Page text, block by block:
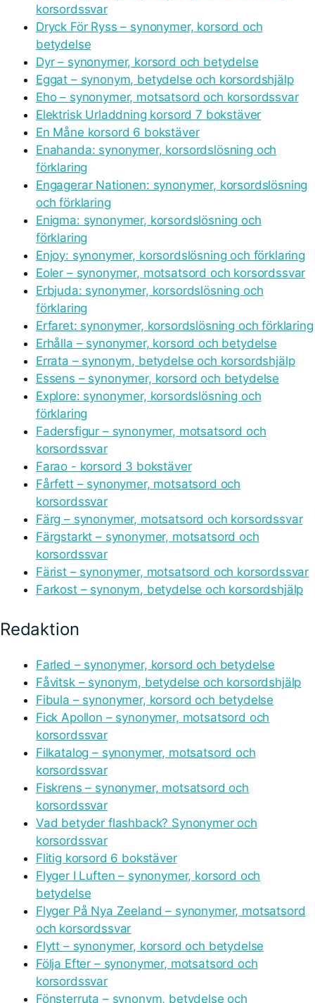
korsordssvar
Dryck För Ryss – synonymer, korsord och
betydelse
Dyr – synonymer, korsord och betydelse
Eggat – synonym, betydelse och korsordshjälp
Eho – synonymer, motsatsord och korsordssvar
Elektrisk Urladdning korsord 7 bokstäver
En Måne korsord 6 bokstäver
Enahanda: synonymer, korsordslösning och
förklaring
Engagerar Nationen: synonymer, korsordslösning
och förklaring
Enigma: synonymer, korsordslösning och
förklaring
Enjoy: synonymer, korsordslösning och förklaring
Eoler – synonymer, motsatsord och korsordssvar
Erbjuda: synonymer, korsordslösning och
förklaring
Erfaret: synonymer, korsordslösning och förklaring
Erhålla – synonymer, korsord och betydelse
Errata – synonym, betydelse och korsordshjälp
Essens – synonymer, korsord och betydelse
Explore: synonymer, korsordslösning och
förklaring
Fadersfigur – synonymer, motsatsord och
korsordssvar
Farao - korsord 3 bokstäver
Fårfett – synonymer, motsatsord och
korsordssvar
Färg – synonymer, motsatsord och korsordssvar
Färgstarkt – synonymer, motsatsord och
korsordssvar
Färist – synonymer, motsatsord och korsordssvar
Farkost – synonym, betydelse och korsordshjälp
Redaktion
Farled – synonymer, korsord och betydelse
Fåvitsk – synonym, betydelse och korsordshjälp
Fibula – synonymer, korsord och betydelse
Fick Apollon – synonymer, motsatsord och
korsordssvar
Filkatalog – synonymer, motsatsord och
korsordssvar
Fiskrens – synonymer, motsatsord och
korsordssvar
Vad betyder flashback? Synonymer och
korsordssvar
Flitig korsord 6 bokstäver
Flyger I Luften – synonymer, korsord och
betydelse
Flyger På Nya Zeeland – synonymer, motsatsord
och korsordssvar
Flytt – synonymer, korsord och betydelse
Följa Efter – synonymer, motsatsord och
korsordssvar
Fönsterruta – synonym, betydelse och